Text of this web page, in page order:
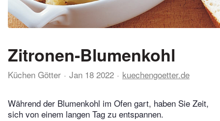
Zitronen-Blumenkohl
Küchen Götter Jan 18 2022 kuechengoetter.de
Während der Blumenkohl im Ofen gart, haben Sie Zeit,
sich von einem langen Tag zu entspannen.